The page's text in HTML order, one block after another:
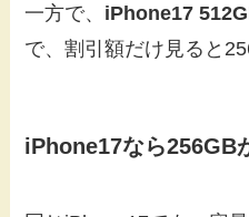
一方で、 iPhone17
で、割引額だけ見ると
iPhone17なら256GB